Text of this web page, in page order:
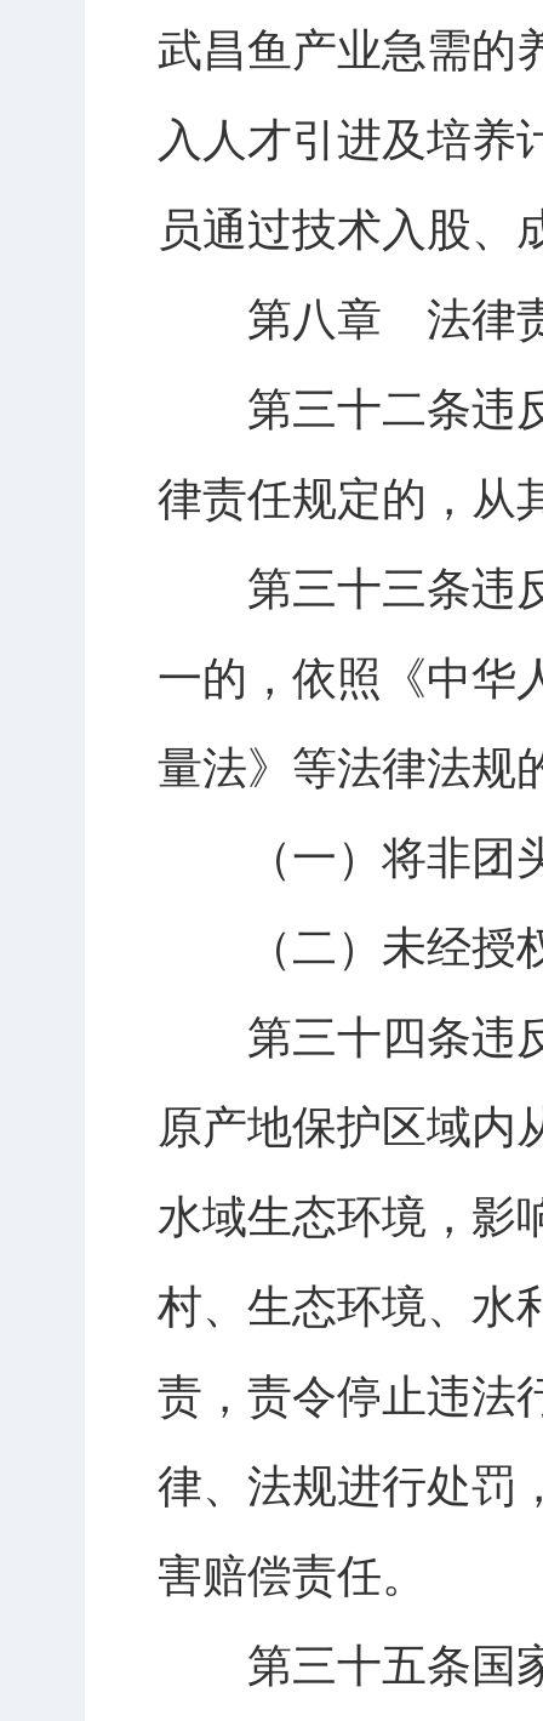
武昌鱼产业急需的
入人才引进及培养
员通过技术入股、
第八章 法律
第三十二条违反
律责任规定的，从
第三十三条违反
一的，依照《中华
量法》等法律法规
（一）将非团头
（二）未经授权
第三十四条违反
原产地保护区域内
水域生态环境，影
村、生态环境、水
责，责令停止违法
律、法规进行处罚
害赔偿责任。
第三十五条国家